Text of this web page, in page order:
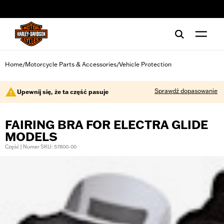
Home/Motorcycle Parts & Accessories/Vehicle Protection
Upewnij się, że ta część pasuje Sprawdź dopasowanie
FAIRING BRA FOR ELECTRA GLIDE
MODELS
Część | Numer SKU: 57800-00